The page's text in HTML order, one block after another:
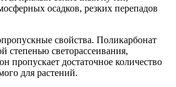
осадков, резких перепадов
свойства. Поликарбонат
степенью светорассеивания,
пропускает достаточное количество
для растений.